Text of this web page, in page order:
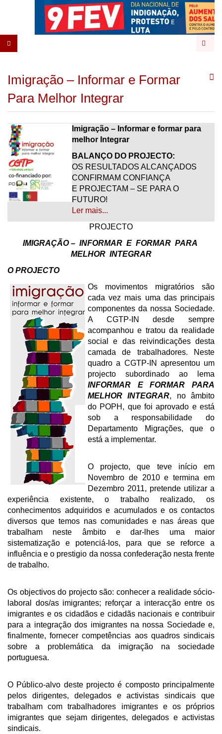
Imigração – Informar e Formar
Para Melhor Integrar
Imigração – Informar e formar para
melhor Integrar
BALANÇO DO PROJECTO:
OS RESULTADOS ALCANÇADOS
CONFIRMAM CONFIANÇA
E PROJECTAM – SE PARA O
FUTURO!
Ler mais...
PROJECTO
IMIGRAÇÃO – INFORMAR E FORMAR PARA
MELHOR INTEGRAR
O PROJECTO
Os movimentos migratórios são
cada vez mais uma das principais
componentes da nossa Sociedade.
A CGTP-IN desde sempre
acompanhou e tratou da realidade
social e das reivindicações desta
camada de trabalhadores. Neste
quadro a CGTP-IN apresentou um
projecto subordinado ao lema
INFORMAR E FORMAR PARA
MELHOR INTEGRAR, no âmbito
do POPH, que foi aprovado e está
sob a responsabilidade do
Departamento Migrações, que o
está a implementar.
O projecto, que teve início em
Novembro de 2010 e termina em
Dezembro 2011, pretende utilizar a
experiência existente, o trabalho realizado, os
conhecimentos adquiridos e acumulados e os contactos
diversos que temos nas comunidades e nas áreas que
trabalham neste âmbito e dar-lhes uma maior
sistematização e potenciá-los, para que se reforce a
influência e o prestigio da nossa confederação nesta frente
de trabalho.
Os objectivos do projecto são: conhecer a realidade sócio-
laboral dos/as imigrantes; reforçar a interacção entre os
imigrantes e os cidadãos e cidadãs nacionais e contribuir
para a integração dos imigrantes na nossa Sociedade e,
finalmente, fornecer competências aos quadros sindicais
sobre a problemática da imigração na sociedade
portuguesa.
O Público-alvo deste projecto é composto principalmente
pelos dirigentes, delegados e activistas sindicais que
trabalham com trabalhadores imigrantes e os próprios
imigrantes que sejam dirigentes, delegados e activistas
sindicais.